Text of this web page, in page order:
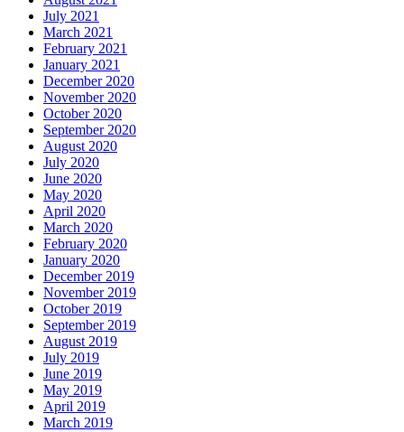
July 2021
March 2021
February 2021
January 2021
December 2020
November 2020
October 2020
September 2020
August 2020
July 2020
June 2020
May 2020
April 2020
March 2020
February 2020
January 2020
December 2019
November 2019
October 2019
September 2019
August 2019
July 2019
June 2019
May 2019
April 2019
March 2019